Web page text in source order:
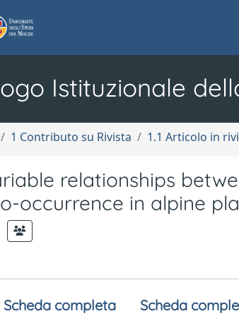
Istituzionale
1 Contributo su Rivista 1.1 Articolo in
relationships
occurrence in alpine
Scheda completa Scheda